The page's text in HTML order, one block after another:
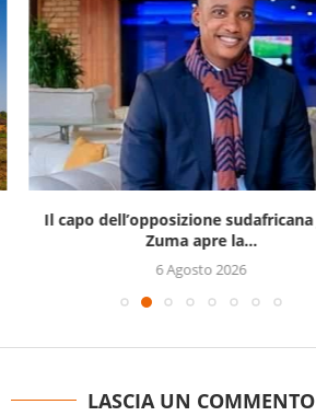
Il capo dell’opposizione sudafricana
Zuma apre la...
6 Agosto 2026
LASCIA UN COMMENTO